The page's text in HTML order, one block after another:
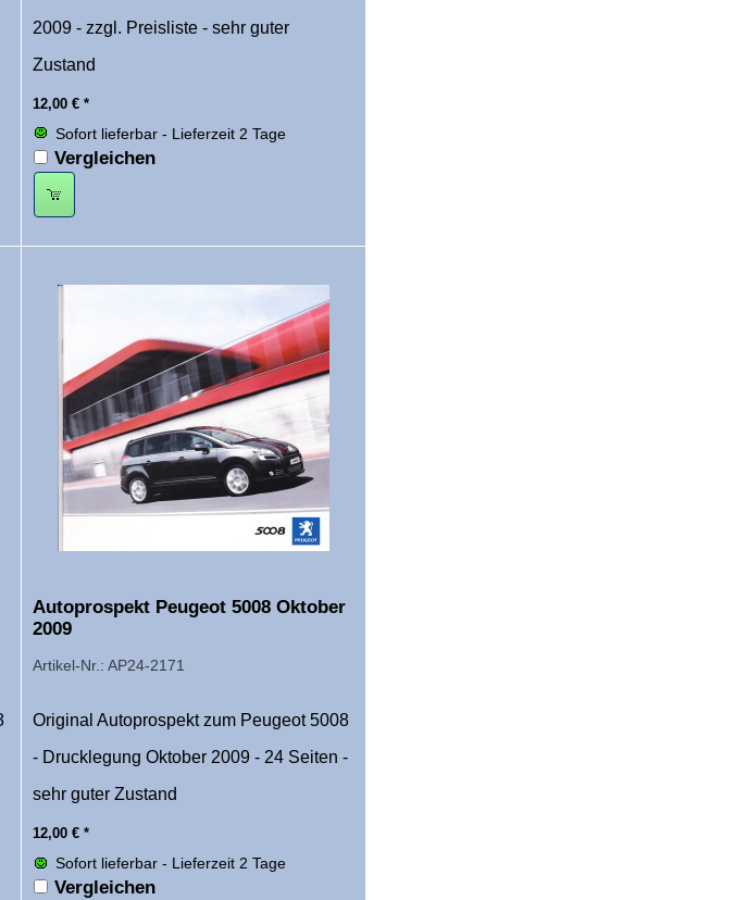
2009 - zzgl. Preisliste - sehr guter
Zustand
12,00 € *
Sofort lieferbar - Lieferzeit 2 Tage
Vergleichen
Autoprospekt Peugeot 5008 Oktober
2009
Artikel-Nr.: AP24-2171
Original Autoprospekt zum Peugeot 5008
- Drucklegung Oktober 2009 - 24 Seiten -
sehr guter Zustand
12,00 € *
Sofort lieferbar - Lieferzeit 2 Tage
Vergleichen